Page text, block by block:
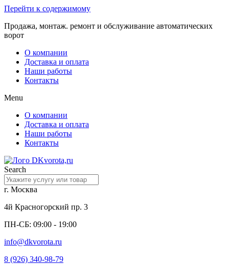
Перейти к содержимому
Продажа, монтаж. ремонт и обслуживание автоматических
ворот
О компании
Доставка и оплата
Наши работы
Контакты
Menu
О компании
Доставка и оплата
Наши работы
Контакты
Search
г. Москва
4й Красногорский пр. 3
ПН-СБ: 09:00 - 19:00
info@dkvorota.ru
8 (926) 340-98-79